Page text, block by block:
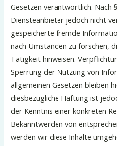
Gesetzen verantwortlich. Nach
Diensteanbieter jedoch nicht
gespeicherte fremde
nach Umständen zu forschen,
Tätigkeit hinweisen.
Sperrung der Nutzung von
allgemeinen Gesetzen bleiben
diesbezügliche Haftung ist
der Kenntnis einer konkreten
Bekanntwerden von
werden wir diese Inhalte